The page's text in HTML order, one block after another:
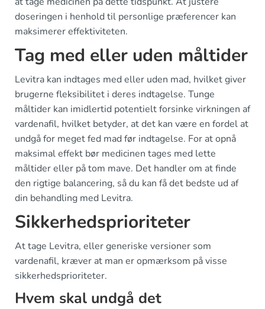
doseringen i henhold til personlige præferencer kan
maksimerer effektiviteten.
Tag med eller uden måltider
Levitra kan indtages med eller uden mad, hvilket giver
brugerne fleksibilitet i deres indtagelse. Tunge
måltider kan imidlertid potentielt forsinke virkningen af
vardenafil, hvilket betyder, at det kan være en fordel at
undgå for meget fed mad før indtagelse. For at opnå
maksimal effekt bør medicinen tages med lette
måltider eller på tom mave. Det handler om at finde
den rigtige balancering, så du kan få det bedste ud af
din behandling med Levitra.
Sikkerhedsprioriteter
At tage Levitra, eller generiske versioner som
vardenafil, kræver at man er opmærksom på visse
sikkerhedsprioriteter.
Hvem skal undgå det